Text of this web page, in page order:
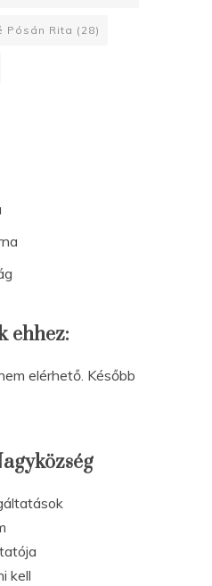
Pósán Rita (28)
ehhez:
elérhető. Később
kell